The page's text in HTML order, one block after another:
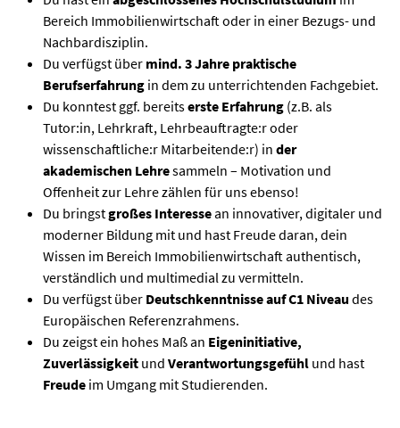
Bereich Immobilienwirtschaft oder in einer Bezugs- und
Nachbardisziplin.
Du verfügst über mind. 3 Jahre praktische
Berufserfahrung in dem zu unterrichtenden Fachgebiet.
Du konntest ggf. bereitserste Erfahrung (z.B. als
Tutor:in, Lehrkraft, Lehrbeauftragte:r oder
wissenschaftliche:r Mitarbeitende:r) in der
akademischen Lehresammeln – Motivation und
Offenheit zur Lehre zählen für uns ebenso!
Du bringstgroßes Interessean innovativer, digitaler und
moderner Bildung mit und hast Freude daran, dein
Wissen im Bereich Immobilienwirtschaft authentisch,
verständlich und multimedial zu vermitteln.
Du verfügst über Deutschkenntnisse auf C1 Niveau des
Europäischen Referenzrahmens.
Du zeigst ein hohes Maß an Eigeninitiative,
Zuverlässigkeit und Verantwortungsgefühl und hast
Freude im Umgang mit Studierenden.